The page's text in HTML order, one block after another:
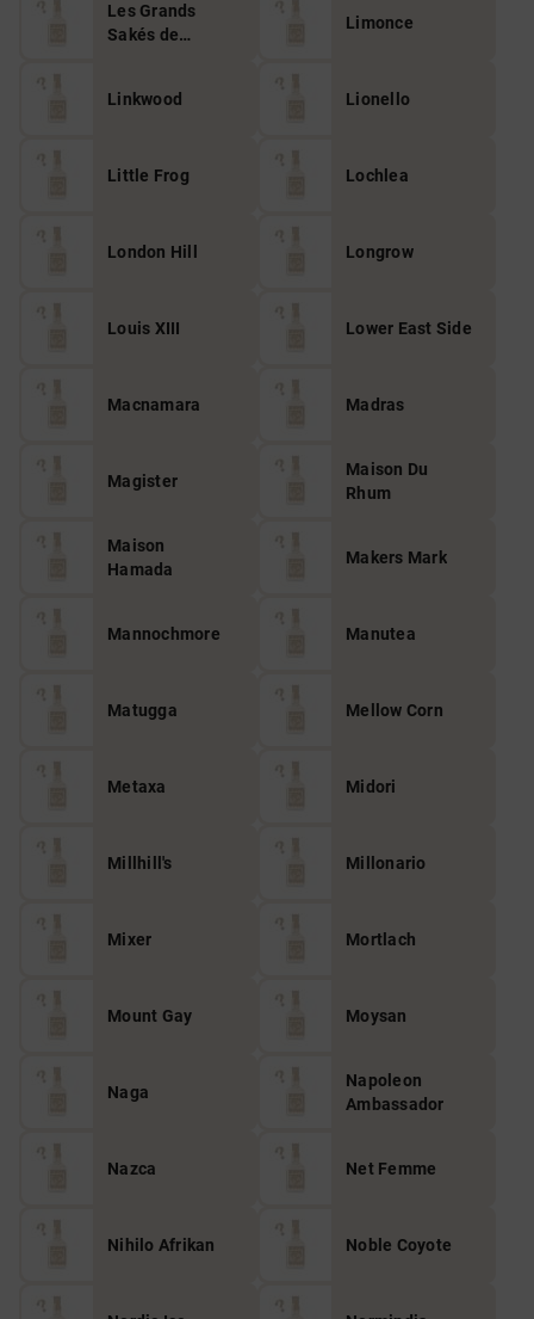
Les Grands
Sakés de
Limonce
Linkwood Lionello
Little Frog Lochlea
London Hill Longrow
Louis XIII Lower East Side
Macnamara Madras
Magister
Maison Du
Rhum
Maison
Hamada
Makers Mark
Mannochmore Manutea
Matugga Mellow Corn
Metaxa Midori
Millhill's Millonario
Mixer Mortlach
Mount Gay Moysan
Naga
Napoleon
Ambassador
Nazca Net Femme
Nihilo Afrikan Noble Coyote